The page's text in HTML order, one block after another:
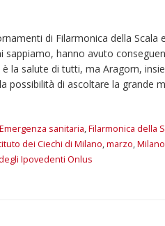
di Filarmonica della
sappiamo, hanno avuto
la salute di tutti, ma Aragorn,
possibilità di ascoltare la grande
Emergenza sanitaria,Filarmonica della
dei Ciechi di Milano,marzo,Milano
Ipovedenti Onlus